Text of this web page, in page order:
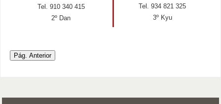
Tel. 910 340 415
2º Dan
Tel. 934 821 325
3º Kyu
Pág. Anterior